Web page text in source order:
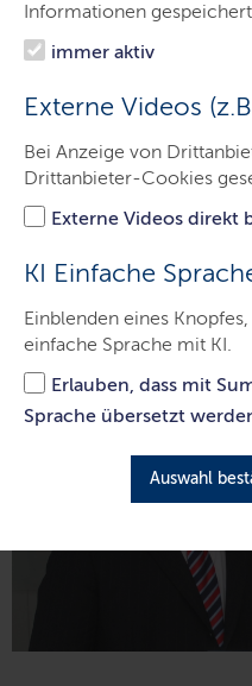
Informationen
immer aktiv
Externe Videos
Bei Anzeige von
Drittanbieter-Cookies
Externe Videos direkt
KI Einfache
Einblenden eines
einfache Sprache mit KI.
Erlauben, dass mit
Sprache übersetzt
Auswahl
Ausgezeichnete
Jahres 2009
Folgende Schleswig-
Holsteiner wurden 2009